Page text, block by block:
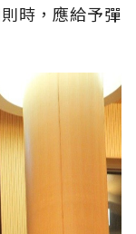
時，應給予彈